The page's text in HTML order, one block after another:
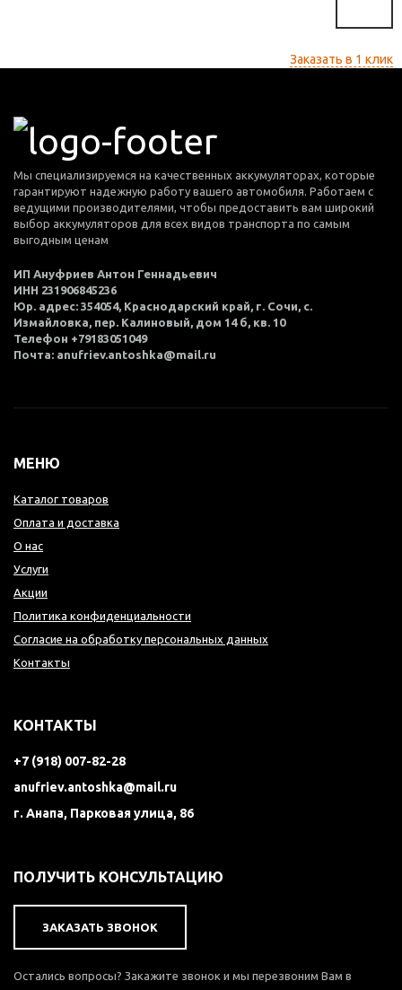
Заказать в 1 клик
Мы специализируемся на качественных аккумуляторах, которые
гарантируют надежную работу вашего автомобиля. Работаем с
ведущими производителями, чтобы предоставить вам широкий
выбор аккумуляторов для всех видов транспорта по самым
выгодным ценам
ИП Ануфриев Антон Геннадьевич
ИНН 231906845236
Юр. адрес: 354054, Краснодарский край, г. Сочи, с.
Измайловка, пер. Калиновый, дом 14 б, кв. 10
Телефон +79183051049
Почта: anufriev.antoshka@mail.ru
МЕНЮ
Каталог товаров
Оплата и доставка
О нас
Услуги
Акции
Политика конфиденциальности
Согласие на обработку персональных данных
Контакты
КОНТАКТЫ
+7 (918) 007-82-28
anufriev.antoshka@mail.ru
г. Анапа, Парковая улица, 86
ПОЛУЧИТЬ КОНСУЛЬТАЦИЮ
ЗАКАЗАТЬ ЗВОНОК
Остались вопросы? Закажите звонок и мы перезвоним Вам в